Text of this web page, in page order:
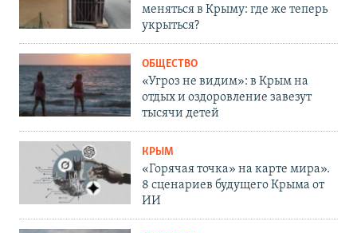
меняться в Крыму: где же теперь
укрыться?
ОБЩЕСТВО
«Угроз не видим»: в Крым на
отдых и оздоровление завезут
тысячи детей
КРЫМ
«Горячая точка» на карте мира».
8 сценариев будущего Крыма от
ИИ